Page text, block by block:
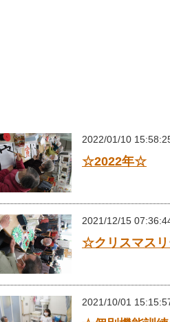
2022/01/10
☆2022年☆
2021/12/15
☆クリスマス
2021/10/01